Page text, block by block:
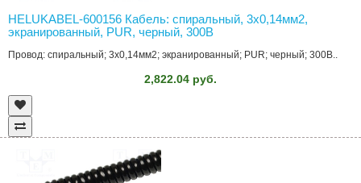
HELUKABEL-600156 Кабель: спиральный, 3x0,14мм2,
экранированный, PUR, черный, 300В
Провод: спиральный; 3x0,14мм2; экранированный; PUR; черный; 300В..
2,822.04 руб.